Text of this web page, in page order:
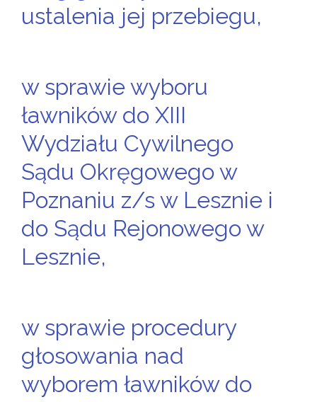
ustalenia jej przebiegu,
w sprawie wyboru
ławników do XIII
Wydziału Cywilnego
Sądu Okręgowego w
Poznaniu z/s w Lesznie i
do Sądu Rejonowego w
Lesznie,
w sprawie procedury
głosowania nad
wyborem ławników do